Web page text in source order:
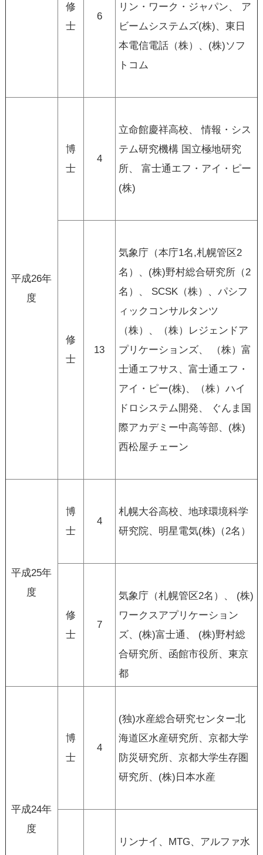
修
士
6
リン・ワーク・ジャパン、 ア
ビームシステムズ(株)、東日
本電信電話（株）、(株)ソフ
トコム
平成26年
度
博
士
4
立命館慶祥高校、 情報・シス
テム研究機構 国立極地研究
所、 富士通エフ・アイ・ピー
(株)
修
士
13
気象庁（本庁1名,札幌管区2
名）、(株)野村総合研究所（2
名）、 SCSK（株）、パシフ
ィックコンサルタンツ
（株）、（株）レジェンドア
プリケーションズ、 （株）富
士通エフサス、富士通エフ・
アイ・ピー(株)、（株）ハイ
ドロシステム開発、 ぐんま国
際アカデミー中高等部、(株)
西松屋チェーン
平成25年
度
博
士
4
札幌大谷高校、地球環境科学
研究院、明星電気(株)（2名）
修
士
7
気象庁（札幌管区2名）、 (株)
ワークスアプリケーション
ズ、(株)富士通、 (株)野村総
合研究所、函館市役所、東京
都
平成24年
度
博
士
4
(独)水産総合研究センター北
海道区水産研究所、京都大学
防災研究所、京都大学生存圏
研究所、(株)日本水産
リンナイ、MTG、アルファ水